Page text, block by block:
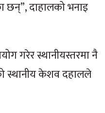
छन्”, दाहालको भनाइ
गरेर स्थानीयस्तरमा नै
स्थानीय केशव दहालले